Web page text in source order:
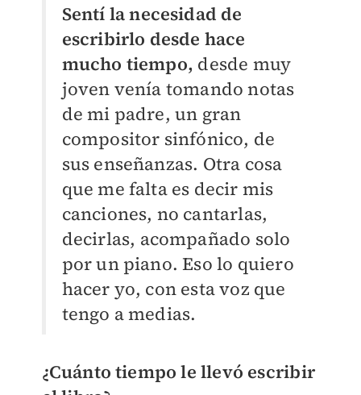
Sentí la necesidad de
escribirlo desde hace
mucho tiempo, desde muy
joven venía tomando notas
de mi padre, un gran
compositor sinfónico, de
sus enseñanzas. Otra cosa
que me falta es decir mis
canciones, no cantarlas,
decirlas, acompañado solo
por un piano. Eso lo quiero
hacer yo, con esta voz que
tengo a medias.
¿Cuánto tiempo le llevó escribir